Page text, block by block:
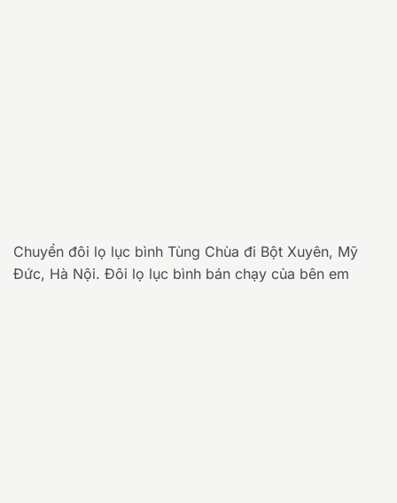
Chuyển đôi lọ lục bình Tùng Chùa đi Bột Xuyên, Mỹ
Đức, Hà Nội. Đôi lọ lục bình bán chạy của bên em